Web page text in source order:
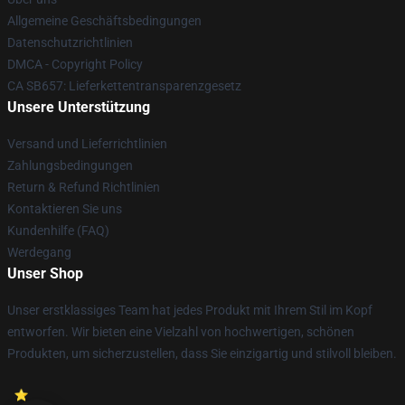
Allgemeine Geschäftsbedingungen
Datenschutzrichtlinien
DMCA - Copyright Policy
CA SB657: Lieferkettentransparenzgesetz
Unsere Unterstützung
Versand und Lieferrichtlinien
Zahlungsbedingungen
Return & Refund Richtlinien
Kontaktieren Sie uns
Kundenhilfe (FAQ)
Werdegang
Unser Shop
Unser erstklassiges Team hat jedes Produkt mit Ihrem Stil im Kopf
entworfen. Wir bieten eine Vielzahl von hochwertigen, schönen
Produkten, um sicherzustellen, dass Sie einzigartig und stilvoll bleiben.